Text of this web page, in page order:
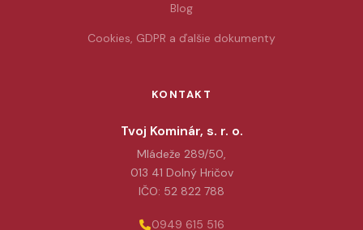
Blog
Cookies, GDPR a ďalšie dokumenty
KONTAKT
Tvoj Kominár, s. r. o.
Mládeže 289/50,
013 41 Dolný Hričov
IČO: 52 822 788
0949 615 516